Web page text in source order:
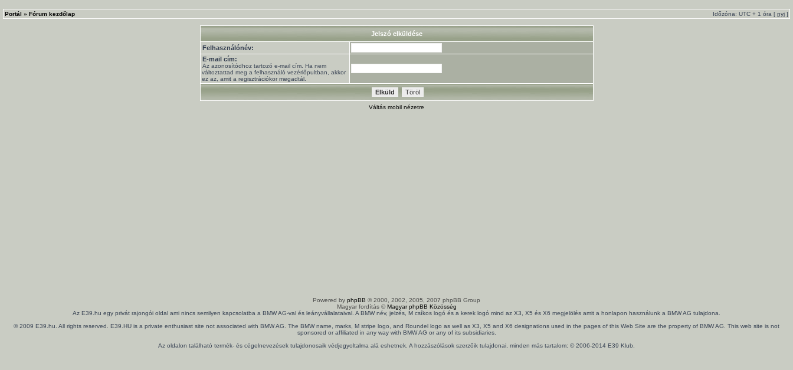
Portál » Fórum kezdőlap Időzóna: UTC + 1 óra [ nyi ]
Jelszó elküldése
Felhasználónév:
E-mail cím:
Az azonosítódhoz tartozó e-mail cím. Ha nem
változtattad meg a felhasználó vezérlőpultban, akkor
ez az, amit a regisztrációkor megadtál.
Váltás mobil nézetre
Powered by phpBB © 2000, 2002, 2005, 2007 phpBB Group
Magyar fordítás ©Magyar phpBB Közösség
Az E39.hu egy privát rajongói oldal ami nincs semilyen kapcsolatba a BMW AG-val és leányvállalataival. A BMW név, jelzés, M csíkos logó és a kerek logó mind az X3, X5 és X6 megjelölés amit a honlapon használunk a BMW AG tulajdona.
© 2009 E39.hu. All rights reserved. E39.HU is a private enthusiast site not associated with BMW AG. The BMW name, marks, M stripe logo, and Roundel logo as well as X3, X5 and X6 designations used in the pages of this Web Site are the property of BMW AG. This web site is not
sponsored or affiliated in any way with BMW AG or any of its subsidiaries.
Az oldalon található termék- és cégelnevezések tulajdonosaik védjegyoltalma alá eshetnek. A hozzászólások szerzőik tulajdonai, minden más tartalom: © 2006-2014 E39 Klub.